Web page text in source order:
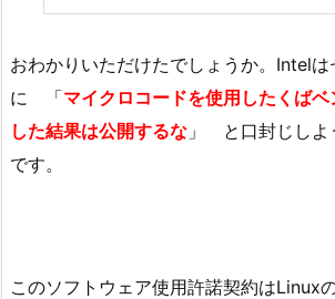
おわかりいただけたでしょうか。Intel
に 「マイクロコードを使用したくば
した結果は公開するな 」 と口封じしよ
です。
このソフトウェア使用許諾契約はLinux